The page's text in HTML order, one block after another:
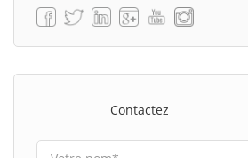
Contactez